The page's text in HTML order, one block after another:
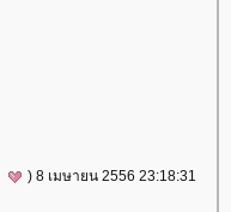
) 8 เมษายน 2556 23:18:31